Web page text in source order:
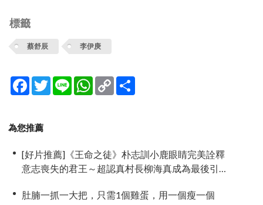
標籤
蔡舒辰 李伊庚
Facebook
TwitterLine WhatsApp
Copy
Link
為您推薦
[好片推薦]《王命之徒》朴志訓小鹿眼睛完美詮釋
意志喪失的君王～超認真村長柳海真成為最後引
肚腩一抓一大把，只需1個雞蛋，用一個瘦一個